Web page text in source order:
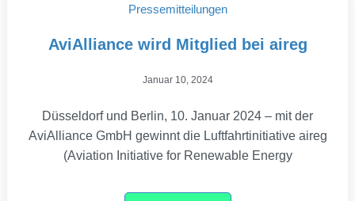
Pressemitteilungen
AviAlliance wird Mitglied bei aireg
Januar 10, 2024
Düsseldorf und Berlin, 10. Januar 2024 – mit der
AviAlliance GmbH gewinnt die Luftfahrtinitiative aireg
(Aviation Initiative for Renewable Energy